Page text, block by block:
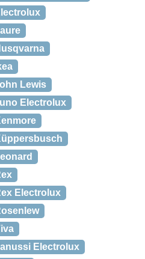
Lewis
Electrolux
Electrolux
Electrolux